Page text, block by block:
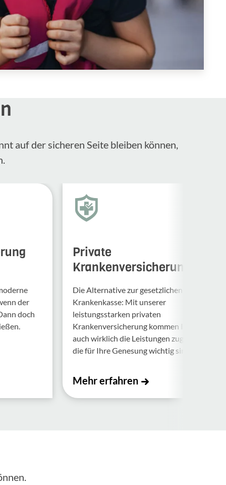
auf der sicheren Seite bleiben können,
der
doch
Private
Krankenversicherung
Die Alternative zur gesetzlichen
Krankenkasse: Mit unserer
leistungsstarken privaten
Krankenversicherung kommen Ihnen
auch wirklich die Leistungen zugute,
die für Ihre Genesung wichtig sind.
Mehr erfahren